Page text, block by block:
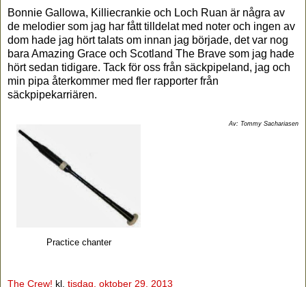
Bonnie Gallowa, Killiecrankie och Loch Ruan är några av
de melodier som jag har fått tilldelat med noter och ingen av
dom hade jag hört talats om innan jag började, det var nog
bara Amazing Grace och Scotland The Brave som jag hade
hört sedan tidigare. Tack för oss från säckpipeland, jag och
min pipa återkommer med fler rapporter från
säckpipekarriären.
Practice chanter
Av: Tommy Sachariasen
The Crew! kl. tisdag, oktober 29, 2013